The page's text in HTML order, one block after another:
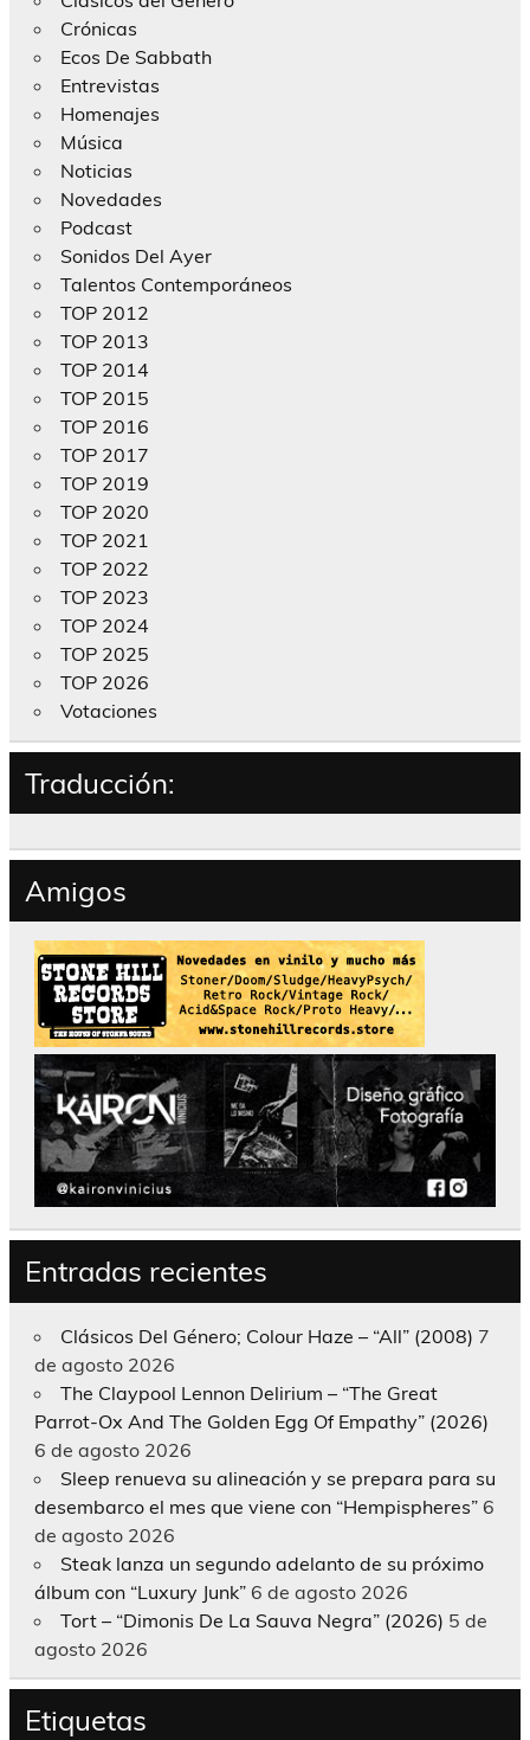
Crónicas
Ecos De Sabbath
Entrevistas
Homenajes
Música
Noticias
Novedades
Podcast
Sonidos Del Ayer
Talentos Contemporáneos
TOP 2012
TOP 2013
TOP 2014
TOP 2015
TOP 2016
TOP 2017
TOP 2019
TOP 2020
TOP 2021
TOP 2022
TOP 2023
TOP 2024
TOP 2025
TOP 2026
Votaciones
Traducción:
Amigos
Entradas recientes
Clásicos Del Género; Colour Haze – “All” (2008) 7
de agosto 2026
The Claypool Lennon Delirium – “The Great
Parrot-Ox And The Golden Egg Of Empathy” (2026)
6 de agosto 2026
Sleep renueva su alineación y se prepara para su
desembarco el mes que viene con “Hempispheres” 6
de agosto 2026
Steak lanza un segundo adelanto de su próximo
álbum con “Luxury Junk” 6 de agosto 2026
Tort – “Dimonis De La Sauva Negra” (2026) 5 de
agosto 2026
Etiquetas